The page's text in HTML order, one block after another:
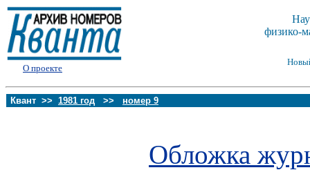
О проекте
физико-
Квант >> 1981 год >> номер 9
Обложка